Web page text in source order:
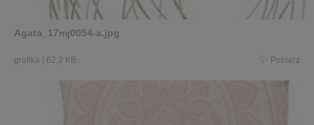
Agata_17mj0054-a.jpg
grafika | 62,2 KB Pobierz